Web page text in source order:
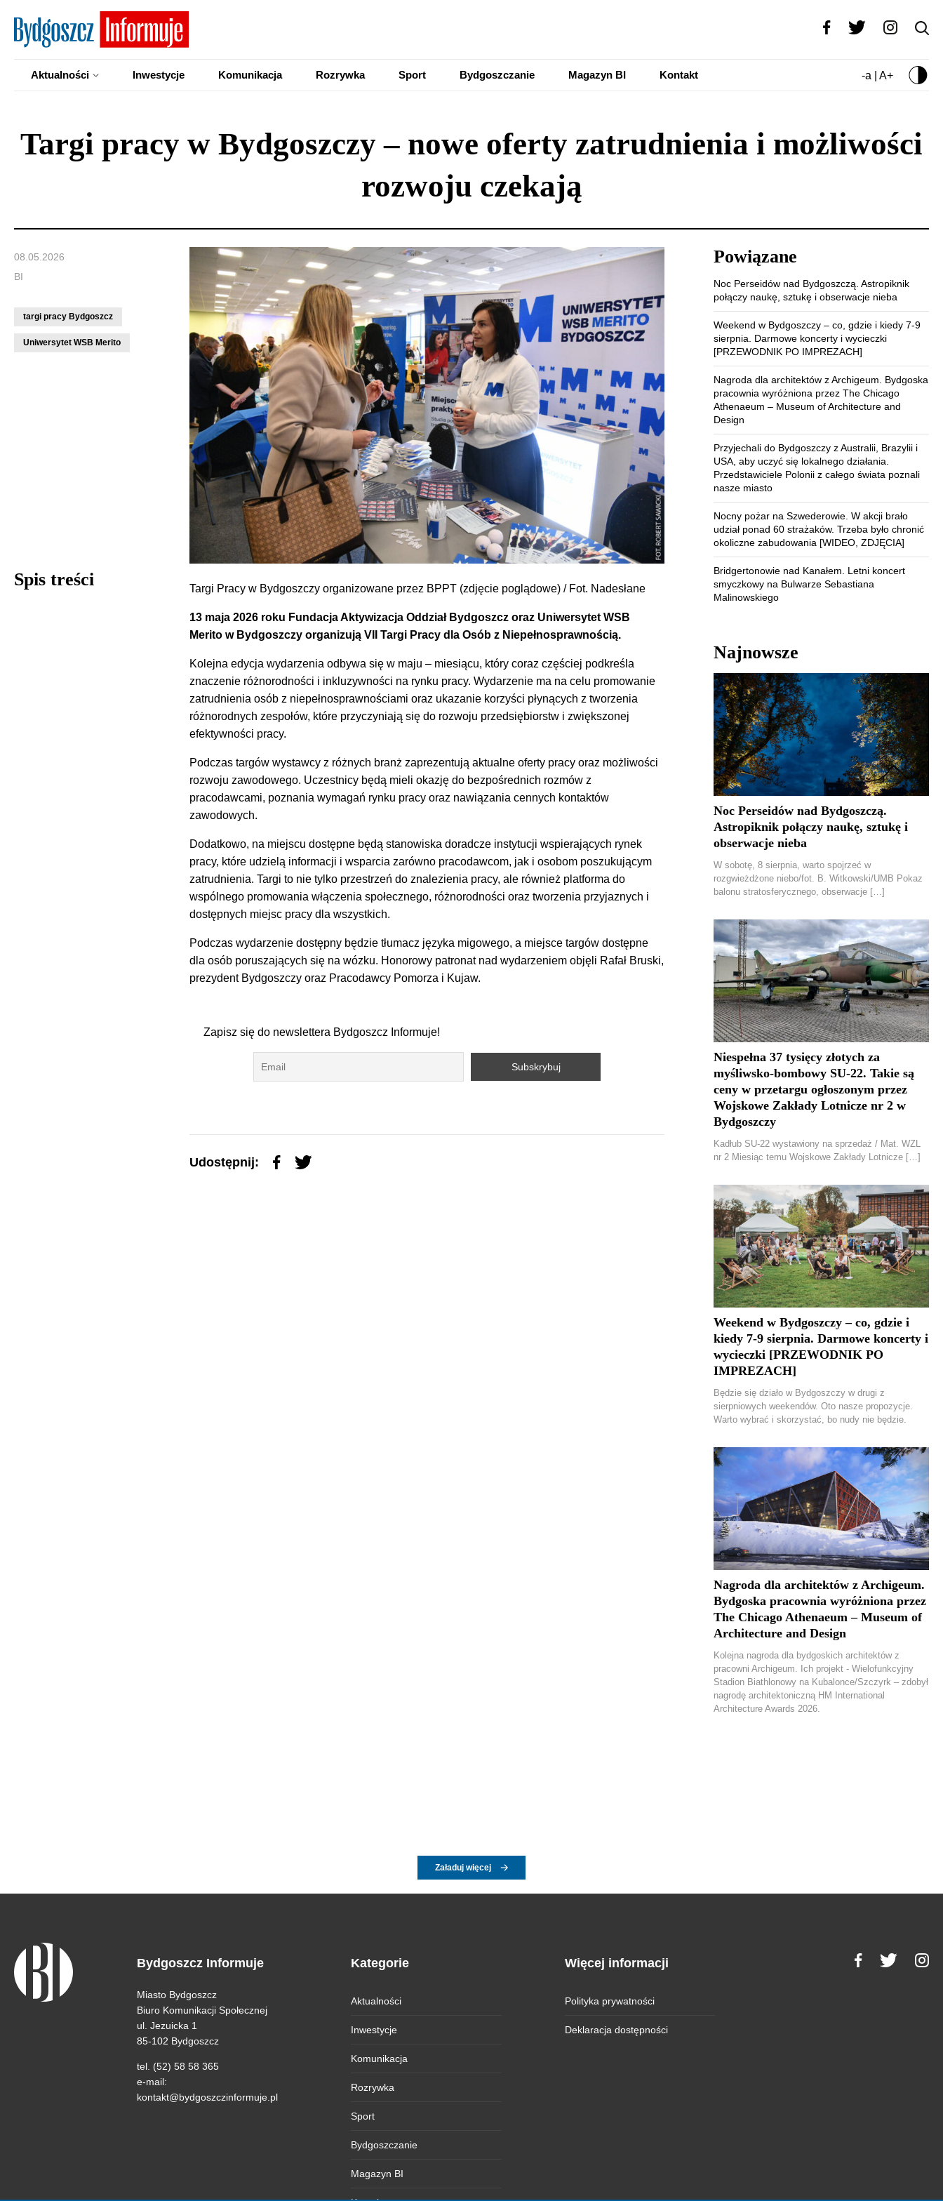
Aktualności Inwestycje Komunikacja Rozrywka Sport Bydgoszczanie Magazyn BI Kontakt -a | A+
Targi pracy w Bydgoszczy – nowe oferty zatrudnienia i możliwości
rozwoju czekają
08.05.2026
BI
targi pracy Bydgoszcz
Uniwersytet WSB Merito
Spis treści Targi Pracy w Bydgoszczy organizowane przez BPPT (zdjęcie poglądowe) / Fot. Nadesłane
13 maja 2026 roku Fundacja Aktywizacja Oddział Bydgoszcz oraz Uniwersytet WSB
Merito w Bydgoszczy organizują VII Targi Pracy dla Osób z Niepełnosprawnością.
Kolejna edycja wydarzenia odbywa się w maju – miesiącu, który coraz częściej podkreśla
znaczenie różnorodności i inkluzywności na rynku pracy. Wydarzenie ma na celu promowanie
zatrudnienia osób z niepełnosprawnościami oraz ukazanie korzyści płynących z tworzenia
różnorodnych zespołów, które przyczyniają się do rozwoju przedsiębiorstw i zwiększonej
efektywności pracy.
Podczas targów wystawcy z różnych branż zaprezentują aktualne oferty pracy oraz możliwości
rozwoju zawodowego. Uczestnicy będą mieli okazję do bezpośrednich rozmów z
pracodawcami, poznania wymagań rynku pracy oraz nawiązania cennych kontaktów
zawodowych.
Dodatkowo, na miejscu dostępne będą stanowiska doradcze instytucji wspierających rynek
pracy, które udzielą informacji i wsparcia zarówno pracodawcom, jak i osobom poszukującym
zatrudnienia. Targi to nie tylko przestrzeń do znalezienia pracy, ale również platforma do
wspólnego promowania włączenia społecznego, różnorodności oraz tworzenia przyjaznych i
dostępnych miejsc pracy dla wszystkich.
Podczas wydarzenie dostępny będzie tłumacz języka migowego, a miejsce targów dostępne
dla osób poruszających się na wózku. Honorowy patronat nad wydarzeniem objęli Rafał Bruski,
prezydent Bydgoszczy oraz Pracodawcy Pomorza i Kujaw.
Zapisz się do newslettera Bydgoszcz Informuje!
Udostępnij:
Powiązane
Noc Perseidów nad Bydgoszczą. Astropiknik
połączy naukę, sztukę i obserwacje nieba
Weekend w Bydgoszczy – co, gdzie i kiedy 7-9
sierpnia. Darmowe koncerty i wycieczki
[PRZEWODNIK PO IMPREZACH]
Nagroda dla architektów z Archigeum. Bydgoska
pracownia wyróżniona przez The Chicago
Athenaeum – Museum of Architecture and
Design
Przyjechali do Bydgoszczy z Australii, Brazylii i
USA, aby uczyć się lokalnego działania.
Przedstawiciele Polonii z całego świata poznali
nasze miasto
Nocny pożar na Szwederowie. W akcji brało
udział ponad 60 strażaków. Trzeba było chronić
okoliczne zabudowania [WIDEO, ZDJĘCIA]
Bridgertonowie nad Kanałem. Letni koncert
smyczkowy na Bulwarze Sebastiana
Malinowskiego
Najnowsze
Noc Perseidów nad Bydgoszczą.
Astropiknik połączy naukę, sztukę i
obserwacje nieba
W sobotę, 8 sierpnia, warto spojrzeć w
rozgwieżdżone niebo/fot. B. Witkowski/UMB Pokaz
balonu stratosferycznego, obserwacje […]
Niespełna 37 tysięcy złotych za
myśliwsko-bombowy SU-22. Takie są
ceny w przetargu ogłoszonym przez
Wojskowe Zakłady Lotnicze nr 2 w
Bydgoszczy
Kadłub SU-22 wystawiony na sprzedaż / Mat. WZL
nr 2 Miesiąc temu Wojskowe Zakłady Lotnicze […]
Weekend w Bydgoszczy – co, gdzie i
kiedy 7-9 sierpnia. Darmowe koncerty i
wycieczki [PRZEWODNIK PO
IMPREZACH]
Będzie się działo w Bydgoszczy w drugi z
sierpniowych weekendów. Oto nasze propozycje.
Warto wybrać i skorzystać, bo nudy nie będzie.
Nagroda dla architektów z Archigeum.
Bydgoska pracownia wyróżniona przez
The Chicago Athenaeum – Museum of
Architecture and Design
Kolejna nagroda dla bydgoskich architektów z
pracowni Archigeum. Ich projekt - Wielofunkcyjny
Stadion Biathlonowy na Kubalonce/Szczyrk – zdobył
nagrodę architektoniczną HM International
Architecture Awards 2026.
Załaduj więcej
Bydgoszcz Informuje
Miasto Bydgoszcz
Biuro Komunikacji Społecznej
ul. Jezuicka 1
85-102 Bydgoszcz
tel. (52) 58 58 365
e-mail:
kontakt@bydgoszczinformuje.pl
Kategorie
Aktualności
Inwestycje
Komunikacja
Rozrywka
Sport
Bydgoszczanie
Magazyn BI
Więcej informacji
Polityka prywatności
Deklaracja dostępności